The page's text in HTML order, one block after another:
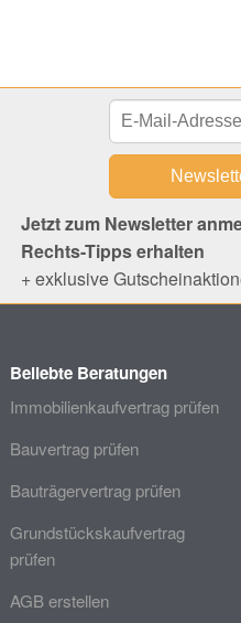
Jetzt zum Newsletter
Rechts-Tipps erhalten
+ exklusive
Beliebte Beratungen
Immobilienkaufvertrag prüfen
Bauvertrag prüfen
Bauträgervertrag prüfen
Grundstückskaufvertrag
prüfen
AGB erstellen